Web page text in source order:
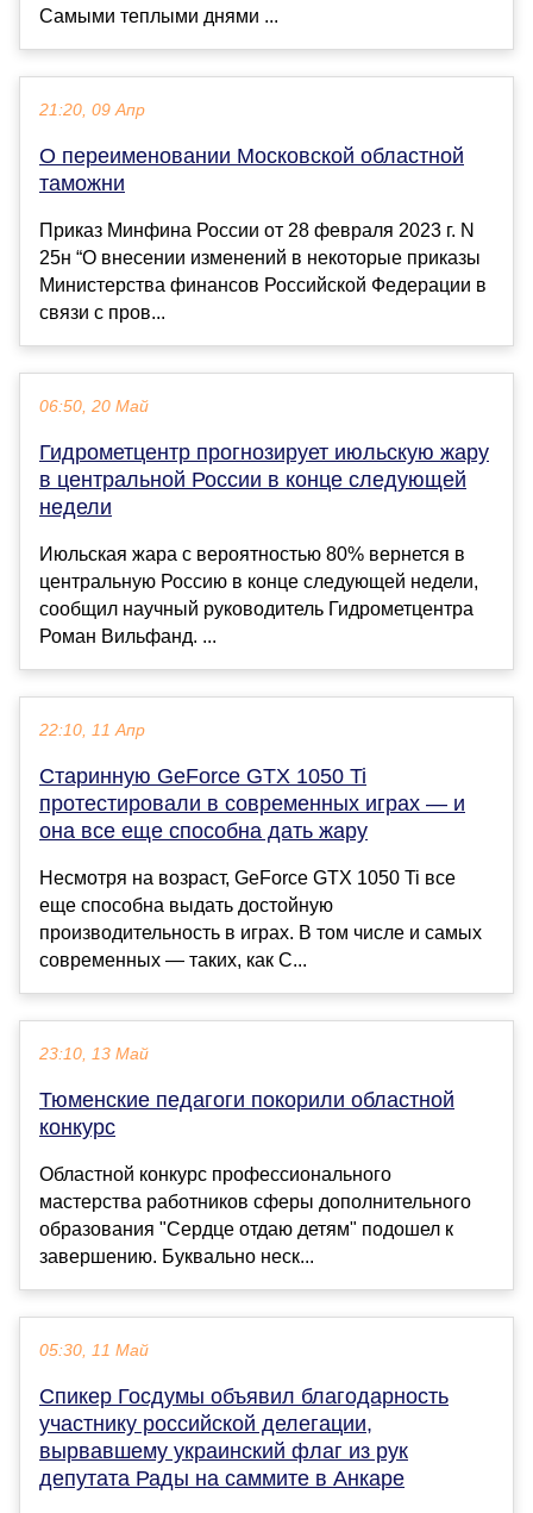
Самыми теплыми днями ...
21:20, 09 Апр
О переименовании Московской областной
таможни
Приказ Минфина России от 28 февраля 2023 г. N
25н “О внесении изменений в некоторые приказы
Министерства финансов Российской Федерации в
связи с пров...
06:50, 20 Май
Гидрометцентр прогнозирует июльскую жару
в центральной России в конце следующей
недели
Июльская жара с вероятностью 80% вернется в
центральную Россию в конце следующей недели,
сообщил научный руководитель Гидрометцентра
Роман Вильфанд. ...
22:10, 11 Апр
Старинную GeForce GTX 1050 Ti
протестировали в современных играх — и
она все еще способна дать жару
Несмотря на возраст, GeForce GTX 1050 Ti все
еще способна выдать достойную
производительность в играх. В том числе и самых
современных — таких, как C...
23:10, 13 Май
Тюменские педагоги покорили областной
конкурс
Областной конкурс профессионального
мастерства работников сферы дополнительного
образования "Сердце отдаю детям" подошел к
завершению. Буквально неск...
05:30, 11 Май
Спикер Госдумы объявил благодарность
участнику российской делегации,
вырвавшему украинский флаг из рук
депутата Рады на саммите в Анкаре